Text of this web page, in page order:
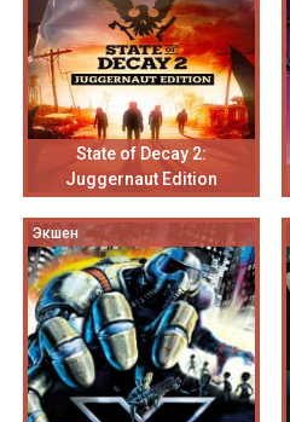
State of Decay 2:
Juggernaut Edition
Экшен